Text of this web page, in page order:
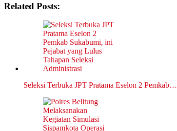
Related Posts:
Seleksi Terbuka JPT Pratama Eselon 2 Pemkab…